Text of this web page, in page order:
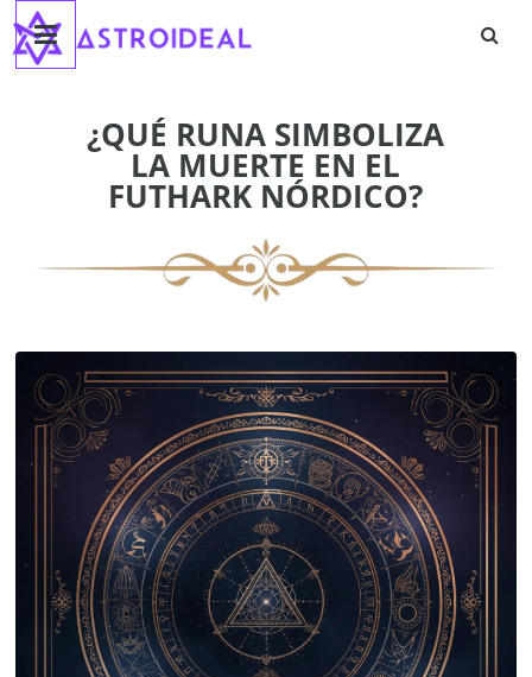
Saltar
contenido
Astroideal
¿QUÉ RUNA SIMBOLIZA
LA MUERTE EN EL
FUTHARK NÓRDICO?